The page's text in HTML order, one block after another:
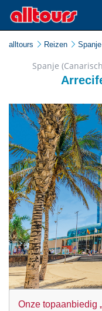
alltours Reizen
Spanje
Onze topaanbiedig